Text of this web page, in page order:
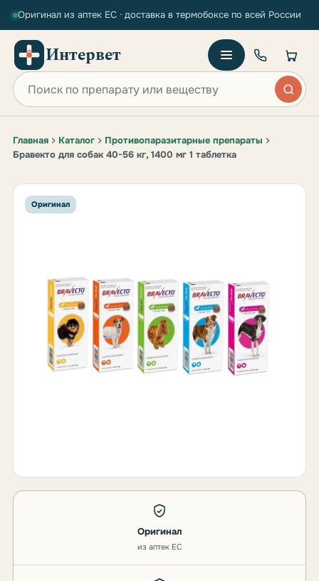
Оригинал из аптек ЕС · доставка в термобоксе по всей России
Интервет
Поиск по сайту
Главная Каталог
Противопаразитарные препараты
Бравекто для собак 40-56 кг, 1400 мг 1 таблетка
Оригинал
Оригинал
из аптек ЕС